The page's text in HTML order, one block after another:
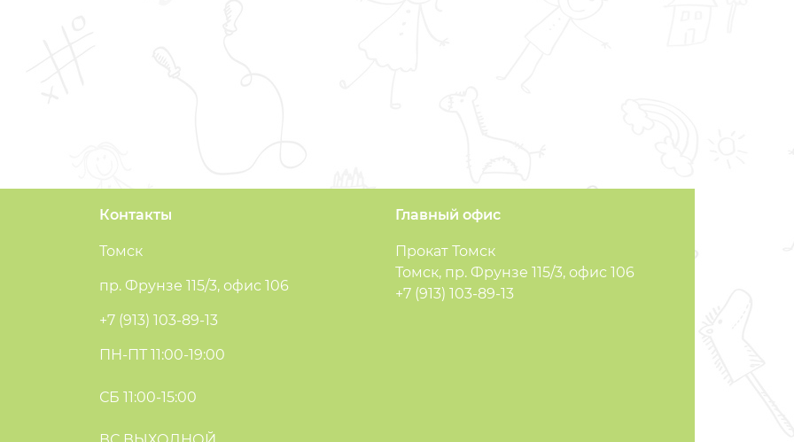
Контакты
Томск
пр. Фрунзе 115/3, офис 106
+7 (913) 103-89-13
ПН-ПТ 11:00-19:00
СБ 11:00-15:00
Главный офис
Прокат Томск
Томск, пр. Фрунзе 115/3, офис 106
+7 (913) 103-89-13